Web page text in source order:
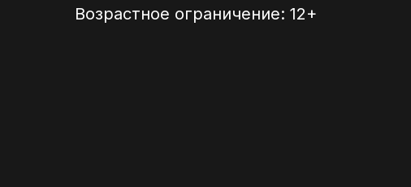
Возрастное ограничение: 12+